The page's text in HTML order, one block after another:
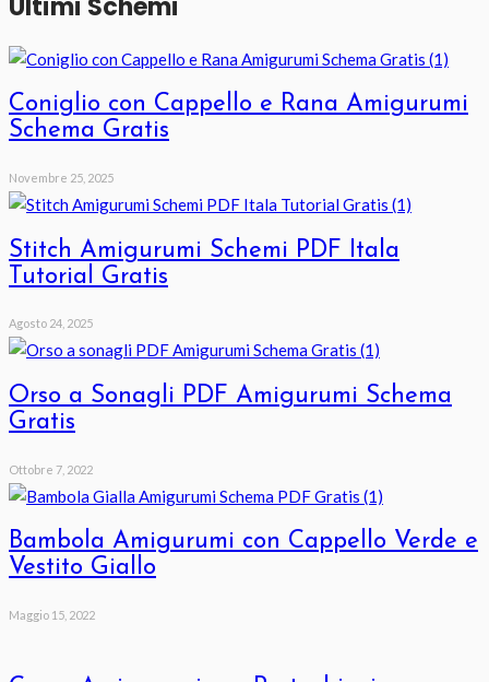
Ultimi Schemi
Coniglio con Cappello e Rana Amigurumi
Schema Gratis
Novembre 25, 2025
Stitch Amigurumi Schemi PDF Itala
Tutorial Gratis
Agosto 24, 2025
Orso a Sonagli PDF Amigurumi Schema
Gratis
Ottobre 7, 2022
Bambola Amigurumi con Cappello Verde e
Vestito Giallo
Maggio 15, 2022